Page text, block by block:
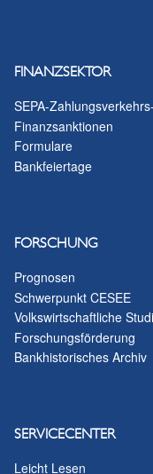
Offenmarktgeschäfte
FINANZSEKTOR
SEPA-
Finanzsanktionen
Formulare
Bankfeiertage
FORSCHUNG
Prognosen
Schwerpunkt CESEE
Volkswirtschaftliche
Forschungsförderung
Bankhistorisches Archiv
SERVICECENTER
Leicht Lesen